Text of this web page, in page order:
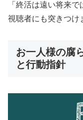
「終活は遠い将来
視聴者にも突きつけ
お一人様の腐
と行動指針